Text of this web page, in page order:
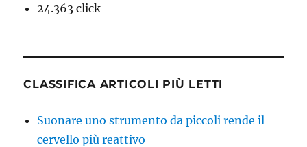
24.363 click
CLASSIFICA ARTICOLI PIÙ LETTI
Suonare uno strumento da piccoli rende il
cervello più reattivo